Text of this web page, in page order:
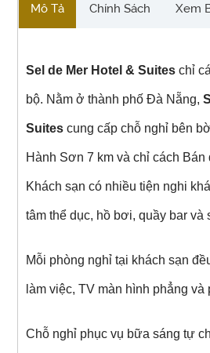
Mô Tả Chính Sách Xem
Sel de Mer Hotel & Suiteschỉ
bộ. Nằm ở thành phố Đà Nẵng,
Suitescung cấp chỗ nghỉ bên
Hành Sơn 7 km và chỉ cách Bán
Khách sạn có nhiều tiện nghi
tâm thể dục, hồ bơi, quầy bar và
Mỗi phòng nghỉ tại khách sạn
làm việc, TV màn hình phẳng và
Chỗ nghỉ phục vụ bữa sáng tự